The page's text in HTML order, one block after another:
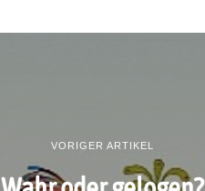
VORIGER ARTIKEL